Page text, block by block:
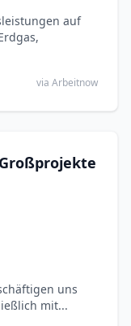
auf
via Arbeitnow
uns
mit...